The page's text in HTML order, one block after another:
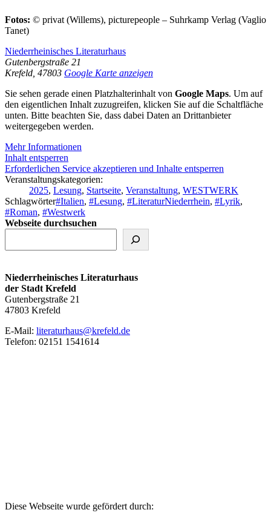
Fotos: © privat (Willems), picturepeople – Suhrkamp Verlag (Vaglio
Tanet)
Niederrheinisches Literaturhaus
Gutenbergstraße 21
Krefeld 47803 Google Karte anzeigen
Sie sehen gerade einen Platzhalterinhalt von Google Maps. Um auf
den eigentlichen Inhalt zuzugreifen, klicken Sie auf die Schaltfläche
unten. Bitte beachten Sie, dass dabei Daten an Drittanbieter
weitergegeben werden.
Mehr Informationen
Inhalt entsperren
Erforderlichen Service akzeptieren und Inhalte entsperren
Veranstaltungskategorien:
2025, Lesung, Startseite, Veranstaltung, WESTWERK
Schlagwörter#Italien, #Lesung, #LiteraturNiederrhein, #Lyrik,
#Roman, #Westwerk
Webseite durchsuchen
Niederrheinisches Literaturhaus
der Stadt Krefeld
Gutenbergstraße 21
47803 Krefeld
E‑Mail: literaturhaus@krefeld.de
Telefon: 02151 1541614
Diese Webseite wurde gefördert durch: